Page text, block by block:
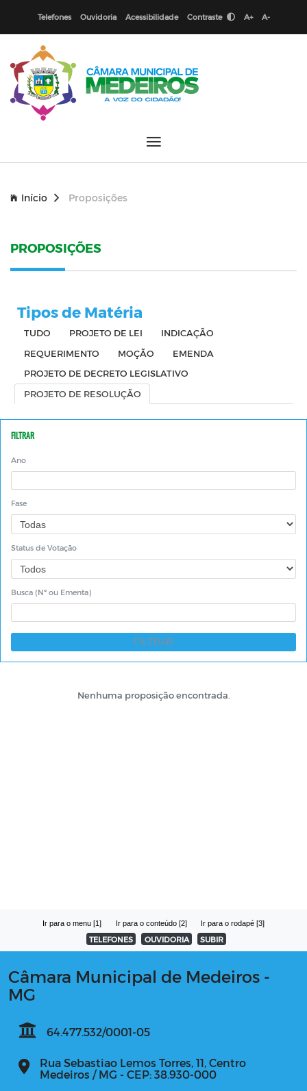
Telefones Ouvidoria Acessibilidade Contraste A+ A-
Início Proposições
PROPOSIÇÕES
Tipos de Matéria
TUDO PROJETO DE LEI
INDICAÇÃO
REQUERIMENTO
MOÇÃO
EMENDA
PROJETO DE DECRETO LEGISLATIVO
PROJETO DE RESOLUÇÃO
FILTRAR
Ano
Fase
Status de Votação
Busca (Nº ou Ementa)
FILTRAR
Nenhuma proposição encontrada.
Ir para o menu [1] Ir para o conteúdo [2] Ir para o rodapé [3]
TELEFONES OUVIDORIA SUBIR
Câmara Municipal de Medeiros -
MG
64.477.532/0001-05
Rua Sebastiao Lemos Torres, 11, Centro
Medeiros / MG - CEP: 38.930-000